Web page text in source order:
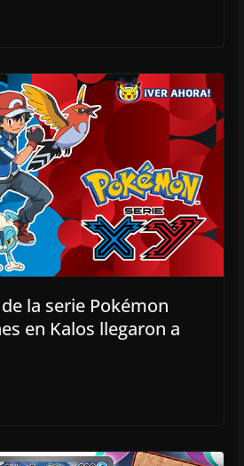
la serie Pokémon
en Kalos llegaron a